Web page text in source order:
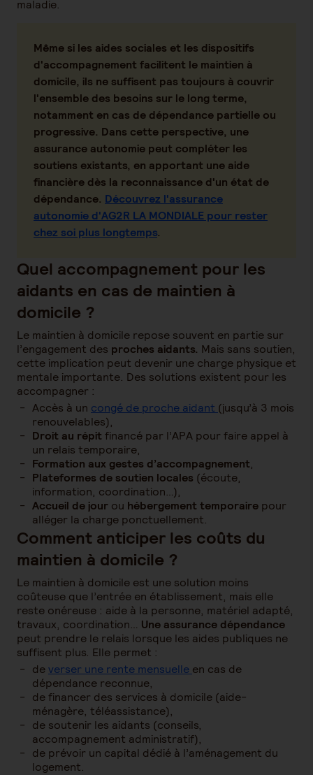
maladie.
Même si les aides sociales et les dispositifs
d'accompagnement facilitent le maintien à
domicile, ils ne suffisent pas toujours à couvrir
l'ensemble des besoins sur le long terme,
notamment en cas de dépendance partielle ou
progressive. Dans cette perspective, une
assurance autonomie peut compléter les
soutiens existants, en apportant une aide
financière dès la reconnaissance d'un état de
dépendance. Découvrez l'assurance
autonomie d'AG2R LA MONDIALE pour rester
chez soi plus longtemps.
Quel accompagnement pour les
aidants en cas de maintien à
domicile ?
Le maintien à domicile repose souvent en partie sur
l’engagement des proches aidants. Mais sans soutien,
cette implication peut devenir une charge physique et
mentale importante. Des solutions existent pour les
accompagner :
Accès à un congé de proche aidant (jusqu’à 3 mois
renouvelables),
Droit au répit financé par l’APA pour faire appel à
un relais temporaire,
Formation aux gestes d’accompagnement,
Plateformes de soutien locales (écoute,
information, coordination…),
Accueil de jour ou hébergement temporaire pour
alléger la charge ponctuellement.
Comment anticiper les coûts du
maintien à domicile ?
Le maintien à domicile est une solution moins
coûteuse que l’entrée en établissement, mais elle
reste onéreuse : aide à la personne, matériel adapté,
travaux, coordination… Une assurance dépendance
peut prendre le relais lorsque les aides publiques ne
suffisent plus. Elle permet :
deverser une rente mensuelle en cas de
dépendance reconnue,
de financer des services à domicile (aide-
ménagère, téléassistance),
de soutenir les aidants (conseils,
accompagnement administratif),
de prévoir un capital dédié à l’aménagement du
logement.